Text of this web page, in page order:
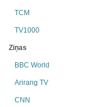
TCM
TV1000
Ziņas
BBC World
Arirang TV
CNN